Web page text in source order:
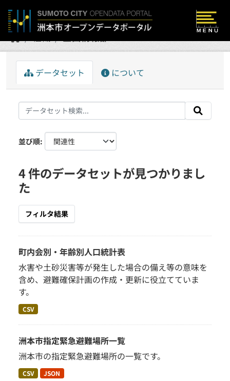
データセット について
並び順
4 件のデータセットが見つかりまし
た
フィルタ結果
町内会別・年齢別人口統計表
水害や土砂災害等が発生した場合の備え等の意味を
含め、避難確保計画の作成・更新に役立てていま
す。
CSV
洲本市指定緊急避難場所一覧
洲本市の指定緊急避難場所の一覧です。
CSV JSON